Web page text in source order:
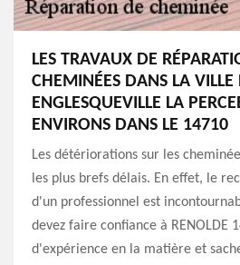
LES TRAVAUX DE
CHEMINÉES DANS LA VILLE
ENGLESQUEVILLE LA
ENVIRONS DANS LE 14710
Les détériorations sur les
les plus brefs délais. En effet, le
d'un professionnel est
devez faire confiance à RENOLDE
d'expérience en la matière et